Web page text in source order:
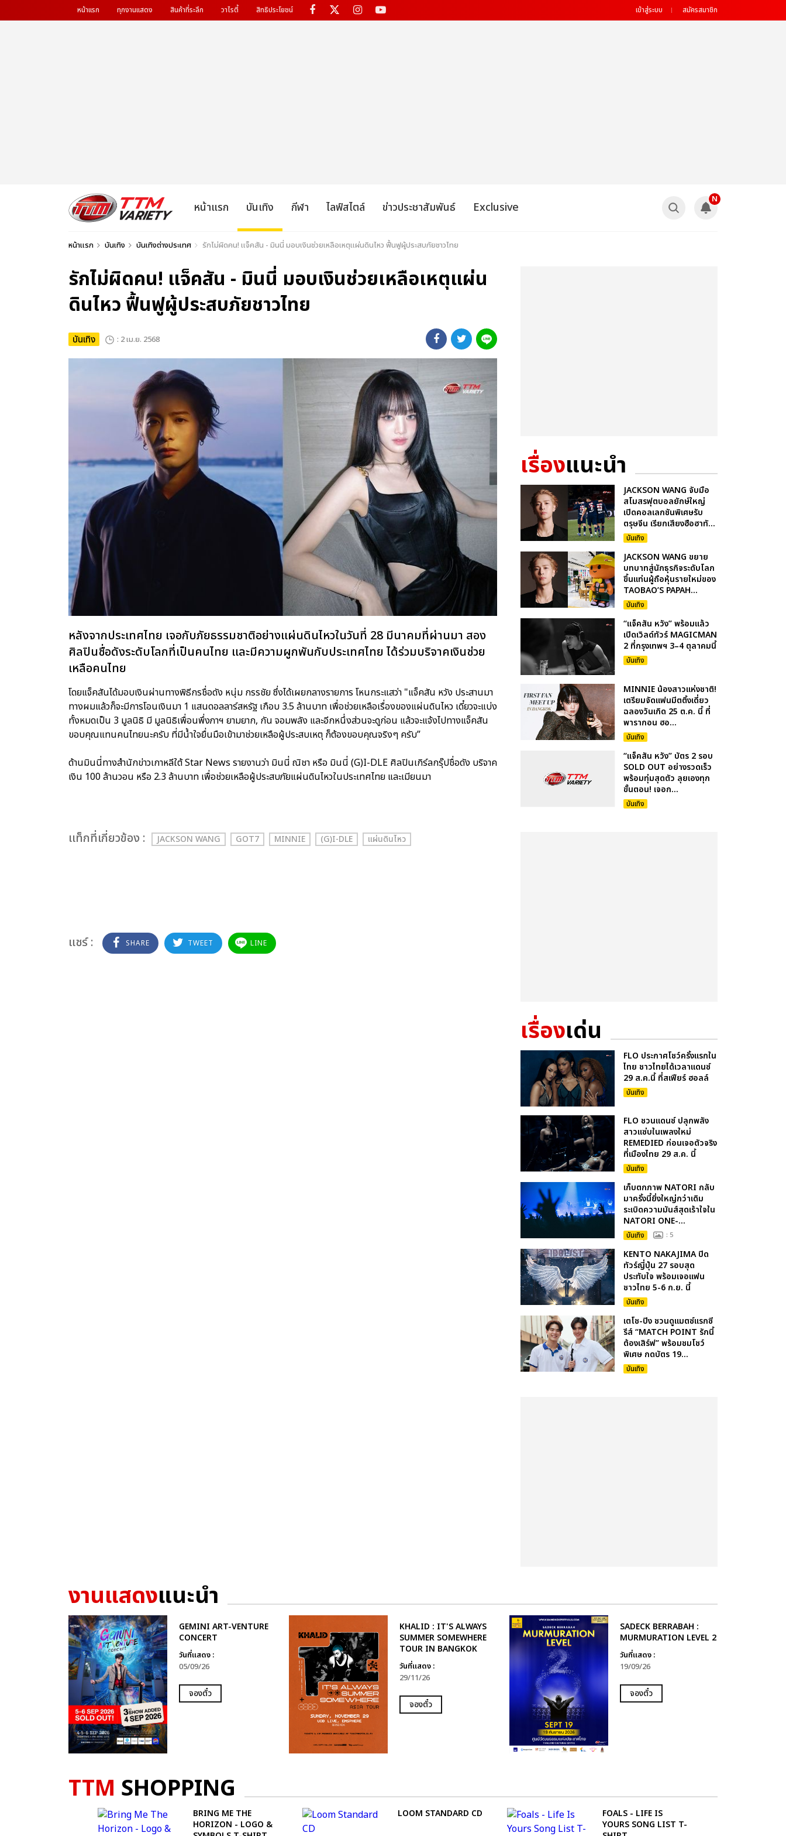
หน้าแรก ทุกงานแสดง สินค้าที่ระลึก วาไรตี้ สิทธิประโยชน์ เข้าสู่ระบบ สมัครสมาชิก
หน้าแรก บันเทิง กีฬา ไลฟ์สไตล์ ข่าวประชาสัมพันธ์ Exclusive
N
หน้าแรก บันเทิง บันเทิงต่างประเทศ รักไม่ผิดคน! แจ็คสัน - มินนี่ มอบเงินช่วยเหลือเหตุแผ่นดินไหว ฟื้นฟูผู้ประสบภัยชาวไทย
รักไม่ผิดคน! แจ็คสัน - มินนี่ มอบเงินช่วยเหลือเหตุแผ่น
ดินไหว ฟื้นฟูผู้ประสบภัยชาวไทย
บันเทิง : 2 เม.ย. 2568
หลังจากประเทศไทย เจอกับภัยธรรมชาติอย่างแผ่นดินไหวในวันที่ 28 มีนาคมที่ผ่านมา สอง
ศิลปินชื่อดังระดับโลกที่เป็นคนไทย และมีความผูกพันกับประเทศไทย ได้ร่วมบริจาคเงินช่วย
เหลือคนไทย
โดยแจ็คสันได้มอบเงินผ่านทางพิธีกรชื่อดัง หนุ่ม กรรชัย ซึ่งได้เผยกลางรายการ โหนกระแสว่า "แจ็คสัน หวัง ประสานมา
ทางผมแล้วก็จะมีการโอนเงินมา 1 แสนดอลลาร์สหรัฐ เกือบ 3.5 ล้านบาท เพื่อช่วยเหลือเรื่องของแผ่นดินไหว เดี๋ยวจะแบ่ง
ทั้งหมดเป็น 3 มูลนิธิ มี มูลนิธิเพื่อนพึ่งภาฯ ยามยาก, กัน จอมพลัง และอีกหนึ่งส่วนจะดูก่อน แล้วจะแจ้งไปทางแจ็คสัน
ขอบคุณแทนคนไทยนะครับ ที่มีน้ำใจยื่นมือเข้ามาช่วยเหลือผู้ประสบเหตุ ก็ต้องขอบคุณจริงๆ ครับ”
ด้านมินนี่ทางสำนักข่าวเกาหลีใต้ Star News รายงานว่า มินนี่ ณิชา หรือ มินนี่ (G)I-DLE ศิลปินเกิร์ลกรุ๊ปชื่อดัง บริจาค
เงิน 100 ล้านวอน หรือ 2.3 ล้านบาท เพื่อช่วยเหลือผู้ประสบภัยแผ่นดินไหวในประเทศไทย และเมียนมา
เเท็กที่เกี่ยวข้อง : JACKSON WANG GOT7 MINNIE (G)I-DLE แผ่นดินไหว
แชร์ : SHARE TWEET LINE
เรื่องแนะนำ
JACKSON WANG จับมือ
สโมสรฟุตบอลยักษ์ใหญ่
เปิดคอลเลกชันพิเศษรับ
ตรุษจีน เรียกเสียงฮือฮาทั...
บันเทิง
JACKSON WANG ขยาย
บทบาทสู่นักธุรกิจระดับโลก
ขึ้นแท่นผู้ถือหุ้นรายใหม่ของ
TAOBAO’S PAPAH...
บันเทิง
“แจ็คสัน หวัง” พร้อมแล้ว
เปิดเวิลด์ทัวร์ MAGICMAN
2 ที่กรุงเทพฯ 3–4 ตุลาคมนี้
บันเทิง
MINNIE น้องสาวแห่งชาติ!
เตรียมจัดแฟนมีตติ้งเดี่ยว
ฉลองวันเกิด 25 ต.ค. นี้ ที่
พารากอน ฮอ...
บันเทิง
“แจ็คสัน หวัง” บัตร 2 รอบ
SOLD OUT อย่างรวดเร็ว
พร้อมทุ่มสุดตัว ลุยเองทุก
ขั้นตอน! เจอก...
บันเทิง
เรื่องเด่น
FLO ประกาศโชว์ครั้งแรกใน
ไทย ชาวไทยได้เวลาแดนซ์
29 ส.ค.นี้ ที่สเฟียร์ ฮอลล์
บันเทิง
FLO ชวนแดนซ์ ปลุกพลัง
สาวแซ่บในเพลงใหม่
REMEDIED ก่อนเจอตัวจริง
ที่เมืองไทย 29 ส.ค. นี้
บันเทิง
เก็บตกภาพ NATORI กลับ
มาครั้งนี้ยิ่งใหญ่กว่าเดิม
ระเบิดความมันส์สุดเร้าใจใน
NATORI ONE-...
บันเทิง : 5
KENTO NAKAJIMA ปิด
ทัวร์ญี่ปุ่น 27 รอบสุด
ประทับใจ พร้อมเจอแฟน
ชาวไทย 5-6 ก.ย. นี้
บันเทิง
เตโช-ปิง ชวนดูแมตซ์แรกซี
รีส์ “MATCH POINT รักนี้
ต้องเสิร์ฟ” พร้อมชมโชว์
พิเศษ กดบัตร 19...
บันเทิง
งานแสดงแนะนำ
GEMINI ART-VENTURE
CONCERT
วันที่แสดง :
05/09/26
จองตั๋ว
KHALID : IT'S ALWAYS
SUMMER SOMEWHERE
TOUR IN BANGKOK
วันที่แสดง :
29/11/26
จองตั๋ว
SADECK BERRABAH :
MURMURATION LEVEL 2
วันที่แสดง :
19/09/26
จองตั๋ว
TTM SHOPPING
BRING ME THE
HORIZON - LOGO &
LOOM STANDARD CD
FOALS - LIFE IS
YOURS SONG LIST T-